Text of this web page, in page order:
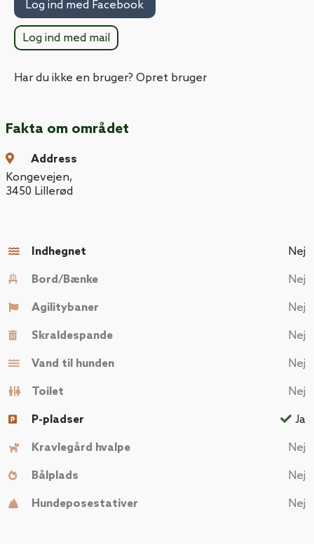
Log ind med Facebook
Log ind med mail
Har du ikke en bruger? Opret bruger
Fakta om området
Address
Kongevejen,
3450 Lillerød
Indhegnet Nej
Bord/Bænke Nej
Agilitybaner Nej
Skraldespande Nej
Vand til hunden Nej
Toilet Nej
P-pladser Ja
Kravlegård hvalpe Nej
Bålplads Nej
Hundeposestativer Nej